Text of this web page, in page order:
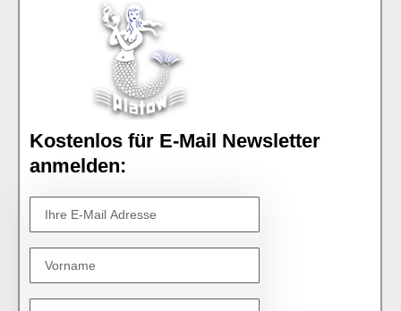
Kostenlos für E-Mail Newsletter
anmelden: